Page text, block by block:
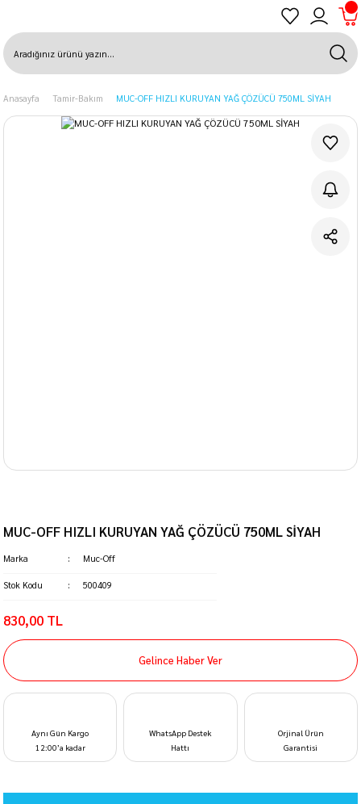
Anasayfa Tamir-Bakım MUC-OFF HIZLI KURUYAN YAĞ ÇÖZÜCÜ 750ML SİYAH
MUC-OFF HIZLI KURUYAN YAĞ ÇÖZÜCÜ 750ML SİYAH
Marka Muc-Off
Stok Kodu 500409
830,00 TL
Gelince Haber Ver
Aynı Gün Kargo
12:00’a kadar
WhatsApp Destek
Hattı
Orjinal Ürün
Garantisi